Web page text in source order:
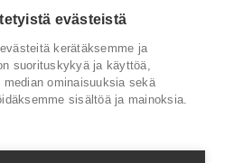
Lähetä viesti
meitä
uutiskirje
Facebook
evästeistä
kerätäksemme ja
suorituskykyä ja käyttöä,
ominaisuuksia sekä
sisältöä ja mainoksia.